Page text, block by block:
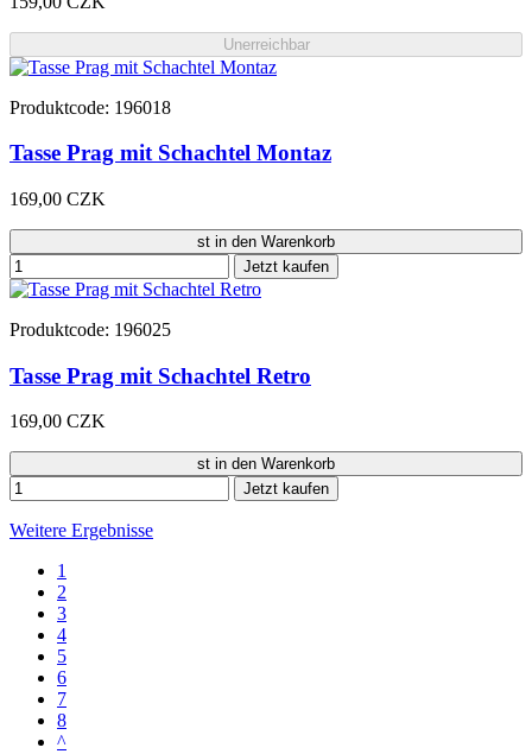
Unerreichbar
Produktcode: 196018
Tasse Prag mit Schachtel Montaz
169,00 CZK
st in den Warenkorb
Jetzt kaufen
Produktcode: 196025
Tasse Prag mit Schachtel Retro
169,00 CZK
st in den Warenkorb
Jetzt kaufen
Weitere Ergebnisse
1
2
3
4
5
6
7
8
^